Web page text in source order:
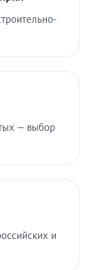
— выбор
и